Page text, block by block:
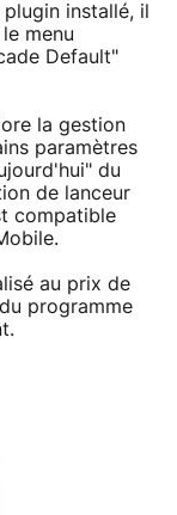
installé, il
menu
Default"
la gestion
paramètres
du
de lanceur
compatible
au prix de
programme